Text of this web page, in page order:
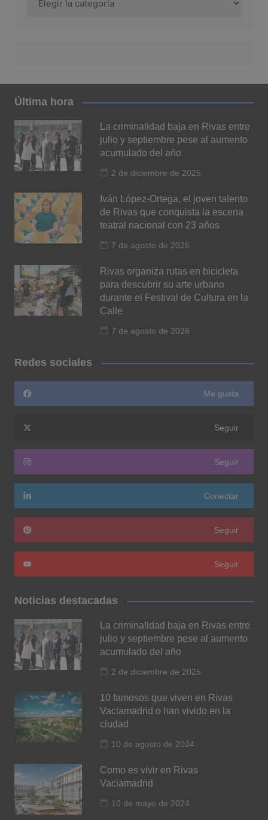
Última hora
La criminalidad baja en Rivas entre
julio y septiembre pese al aumento
acumulado del año
2 de diciembre de 2025
Iván López-Ortega, el joven talento
de Rivas que conquista la escena
teatral nacional con 23 años
7 de agosto de 2026
Rivas organiza rutas en bicicleta
para descubrir su arte urbano
durante el Festival de Cultura en la
Calle
7 de agosto de 2026
Redes sociales
Me gusta
Seguir
Seguir
Conectar
Seguir
Seguir
Noticias destacadas
La criminalidad baja en Rivas entre
julio y septiembre pese al aumento
acumulado del año
2 de diciembre de 2025
10 famosos que viven en Rivas
Vaciamadrid o han vivido en la
ciudad
10 de agosto de 2024
Como es vivir en Rivas
Vaciamadrid
10 de mayo de 2024